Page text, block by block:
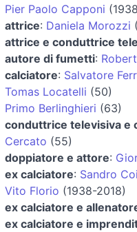
Pier Paolo Capponi
attrice: Daniela Morozzi
attrice e conduttrice
autore di fumetti:
calciatore: Salvatore
Tomas Locatelli (50)
Primo Berlinghieri (63)
conduttrice televisiva e
Cercato (55)
doppiatore e attore:
ex calciatore: Sandro
Vito Florio (1938-2018)
ex calciatore e
ex calciatore e